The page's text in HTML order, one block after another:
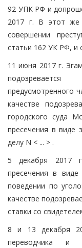
92 УПК РФ и
2017 г. В этот же
совершении
статьи 162 УК РФ, и
11 июня 2017 г.
предусмотренного
качестве
городского суда
пресечения в виде
делу N < ... > .
5 декабря 2017
пресечения в
поведении по
качестве
ставки со
8 и 13 декабря
переводчика и